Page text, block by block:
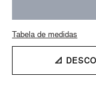
Tabela de medidas
📐